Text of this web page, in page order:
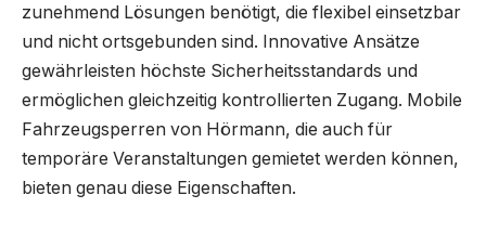
zunehmend Lösungen benötigt, die flexibel einsetzbar
und nicht ortsgebunden sind. Innovative Ansätze
gewährleisten höchste Sicherheitsstandards und
ermöglichen gleichzeitig kontrollierten Zugang. Mobile
Fahrzeugsperren von Hörmann, die auch für
temporäre Veranstaltungen gemietet werden können,
bieten genau diese Eigenschaften.